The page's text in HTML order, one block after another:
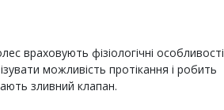
враховують фізіологічні особливості
можливість протікання і робить
зливний клапан.